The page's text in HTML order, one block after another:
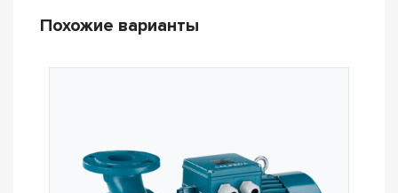
Похожие варианты